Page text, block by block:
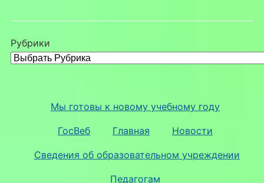
Рубрики
Мы готовы к новому учебному году
ГосВеб Главная Новости
Сведения об образовательном учреждении
Педагогам